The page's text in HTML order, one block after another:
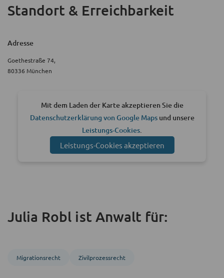
Standort & Erreichbarkeit
Adresse
Goethestraße 74,
80336 München
Mit dem Laden der Karte akzeptieren Sie die
Datenschutzerklärung von Google Mapsund unsere
Leistungs-Cookies.
Leistungs-Cookies akzeptieren
Julia Robl ist Anwalt für:
Migrations­recht Zivil­prozess­recht